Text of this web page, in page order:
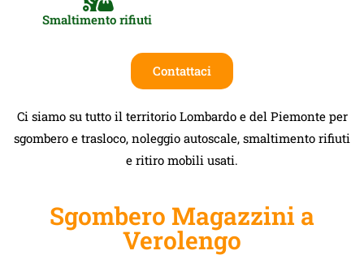
Smaltimento rifiuti
Contattaci
Ci siamo su tutto il territorio Lombardo e del Piemonte per
sgombero e trasloco, noleggio autoscale, smaltimento rifiuti
e ritiro mobili usati.
Sgombero Magazzini a
Verolengo